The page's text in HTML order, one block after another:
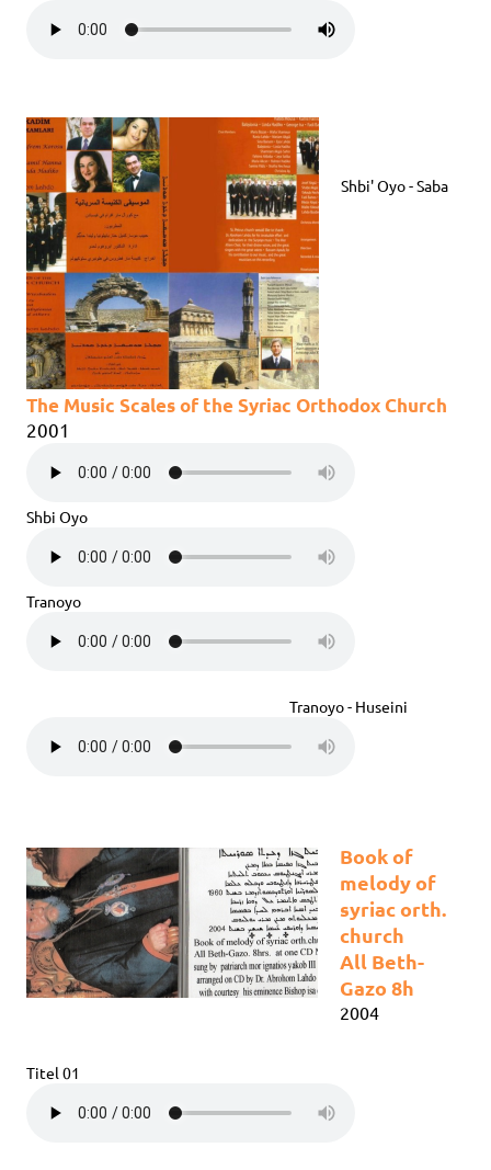
The Music Scales of the Syriac Orthodox Church
2001
Shbi' Oyo - Saba
Shbi Oyo
Tranoyo
Tranoyo - Huseini
Book of
melody of
syriac orth.
church
All Beth-
Gazo 8h
2004
Titel 01